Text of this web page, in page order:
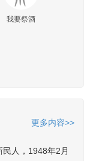
我要祭酒
更多内容>>
人，1948年2月